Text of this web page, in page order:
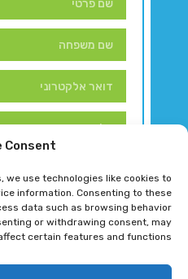
Consent
we use technologies like cookies to
information. Consenting to these
data such as browsing behavior
or withdrawing consent, may
certain features and functions.